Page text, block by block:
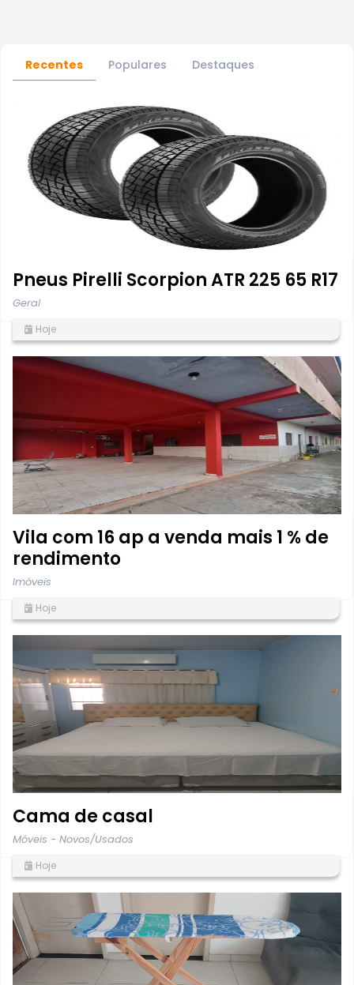
Recentes Populares Destaques
Pneus Pirelli Scorpion ATR 225 65 R17
Geral
Hoje
Vila com 16 ap a venda mais 1 % de
rendimento
Imóveis
Hoje
Cama de casal
Móveis - Novos/Usados
Hoje